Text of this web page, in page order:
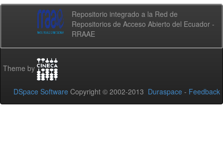
Repositorio integrado a la Red de
Repositorios de Acceso Abierto del Ecuador -
RRAAE
Theme by
DSpace Software Copyright © 2002-2013 Duraspace - Feedback